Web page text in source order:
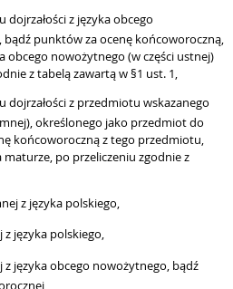
z języka obcego
bądź punktów za ocenę końcoworoczną,
obcego nowożytnego (w części ustnej)
z tabelą zawartą w §1 ust. 1,
dojrzałości z przedmiotu wskazanego
określonego jako przedmiot do
końcoworoczną z tego przedmiotu,
maturze, po przeliczeniu zgodnie z
z języka polskiego,
z języka polskiego,
z języka obcego nowożytnego, bądź